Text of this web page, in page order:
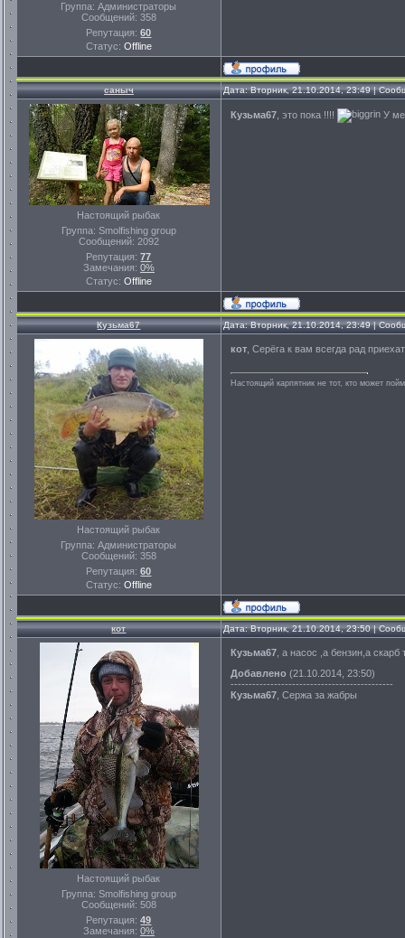
Группа: Администраторы
Сообщений: 358
Репутация:60
Статус: Offline
саныч Дата: Вторник, 21.10.2014, 23:49 |
Настоящий рыбак
Группа: Smolfishing group
Сообщений: 2092
Репутация:77
Замечания: 0%
Статус: Offline
Кузьма67 , это пока !!!! У
Кузьма67 Дата: Вторник, 21.10.2014, 23:49 |
Настоящий рыбак
Группа: Администраторы
Сообщений: 358
Репутация:60
Статус: Offline
кот , Серёга к вам всегда рад
Настоящий карпятник не тот, кто может
кот Дата: Вторник, 21.10.2014, 23:50 |
Настоящий рыбак
Группа: Smolfishing group
Сообщений: 508
Репутация:49
Замечания: 0%
Кузьма67 , а насос ,а бензин,а
Добавлено (21.10.2014, 23:50)
---------------------------------------------
Кузьма67 , Сержа за жабры